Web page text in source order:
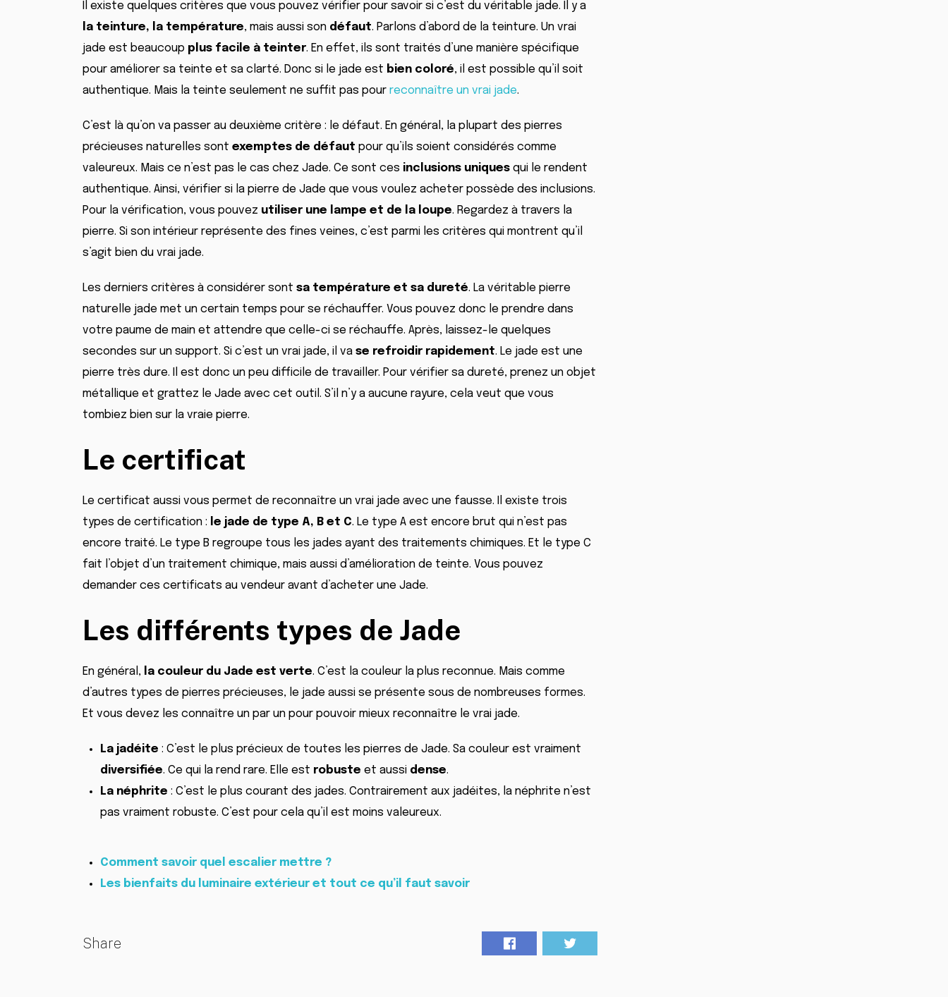
Il existe quelques critères que vous pouvez vérifier pour savoir si c’est du véritable jade. Il y a
la teinture, la température, mais aussi son défaut. Parlons d’abord de la teinture. Un vrai
jade est beaucoup plus facile à teinter. En effet, ils sont traités d’une manière spécifique
pour améliorer sa teinte et sa clarté. Donc si le jade est bien coloré, il est possible qu’il soit
authentique. Mais la teinte seulement ne suffit pas pour reconnaître un vrai jade.
C’est là qu’on va passer au deuxième critère : le défaut. En général, la plupart des pierres
précieuses naturelles sont exemptes de défaut pour qu’ils soient considérés comme
valeureux. Mais ce n’est pas le cas chez Jade. Ce sont ces inclusions uniques qui le rendent
authentique. Ainsi, vérifier si la pierre de Jade que vous voulez acheter possède des inclusions.
Pour la vérification, vous pouvez utiliser une lampe et de la loupe. Regardez à travers la
pierre. Si son intérieur représente des fines veines, c’est parmi les critères qui montrent qu’il
s’agit bien du vrai jade.
Les derniers critères à considérer sont sa température et sa dureté. La véritable pierre
naturelle jade met un certain temps pour se réchauffer. Vous pouvez donc le prendre dans
votre paume de main et attendre que celle-ci se réchauffe. Après, laissez-le quelques
secondes sur un support. Si c’est un vrai jade, il va se refroidir rapidement. Le jade est une
pierre très dure. Il est donc un peu difficile de travailler. Pour vérifier sa dureté, prenez un objet
métallique et grattez le Jade avec cet outil. S’il n’y a aucune rayure, cela veut que vous
tombiez bien sur la vraie pierre.
Le certificat
Le certificat aussi vous permet de reconnaître un vrai jade avec une fausse. Il existe trois
types de certification : le jade de type A, B et C. Le type A est encore brut qui n’est pas
encore traité. Le type B regroupe tous les jades ayant des traitements chimiques. Et le type C
fait l’objet d’un traitement chimique, mais aussi d’amélioration de teinte. Vous pouvez
demander ces certificats au vendeur avant d’acheter une Jade.
Les différents types de Jade
En général, la couleur du Jade est verte. C’est la couleur la plus reconnue. Mais comme
d’autres types de pierres précieuses, le jade aussi se présente sous de nombreuses formes.
Et vous devez les connaître un par un pour pouvoir mieux reconnaître le vrai jade.
La jadéite : C’est le plus précieux de toutes les pierres de Jade. Sa couleur est vraiment
diversifiée. Ce qui la rend rare. Elle est robuste et aussi dense.
La néphrite : C’est le plus courant des jades. Contrairement aux jadéites, la néphrite n’est
pas vraiment robuste. C’est pour cela qu’il est moins valeureux.
Comment savoir quel escalier mettre ?
Les bienfaits du luminaire extérieur et tout ce qu’il faut savoir
Share